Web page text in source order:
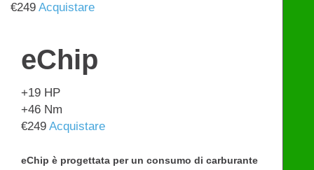
€249 Acquistare
eChip
+19 HP
+46 Nm
€249 Acquistare
eChip è progettata per un consumo di carburante